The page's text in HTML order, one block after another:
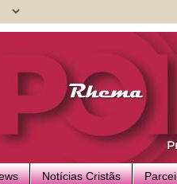
Notícias Cristãs